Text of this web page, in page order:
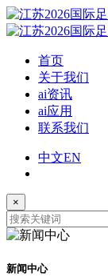
首页
关于我们
ai资讯
ai应用
联系我们
中文EN
×
新闻中心